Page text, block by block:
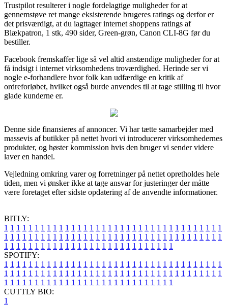
Trustpilot resulterer i nogle fordelagtige muligheder for at
gennemstøve ret mange eksisterende brugeres ratings og derfor er
det prisværdigt, at du iagttager internet shoppens ratings af
Blækpatron, 1 stk, 490 sider, Green-grøn, Canon CLI-8G før du
bestiller.
Facebook fremskaffer lige så vel altid anstændige muligheder for at
få indsigt i internet virksomhedens troværdighed. Herinde ser vi
nogle e-forhandlere hvor folk kan udfærdige en kritik af
ordreforløbet, hvilket også burde anvendes til at tage stilling til hvor
glade kunderne er.
Denne side finansieres af annoncer. Vi har tætte samarbejder med
massevis af butikker på nettet hvori vi introducerer virksomhedernes
produkter, og høster kommission hvis den bruger vi sender videre
laver en handel.
Vejledning omkring varer og forretninger på nettet opretholdes hele
tiden, men vi ønsker ikke at tage ansvar for justeringer der måtte
være foretaget efter sidste opdatering af de anvendte informationer.
BITLY:
1 1 1 1 1 1 1 1 1 1 1 1 1 1 1 1 1 1 1 1 1 1 1 1 1 1 1 1 1 1 1 1 1 1 1 1
1 1 1 1 1 1 1 1 1 1 1 1 1 1 1 1 1 1 1 1 1 1 1 1 1 1 1 1 1 1 1 1 1 1 1 1
1 1 1 1 1 1 1 1 1 1 1 1 1 1 1 1 1 1 1 1 1 1 1 1 1 1 1 1
SPOTIFY:
1 1 1 1 1 1 1 1 1 1 1 1 1 1 1 1 1 1 1 1 1 1 1 1 1 1 1 1 1 1 1 1 1 1 1 1
1 1 1 1 1 1 1 1 1 1 1 1 1 1 1 1 1 1 1 1 1 1 1 1 1 1 1 1 1 1 1 1 1 1 1 1
1 1 1 1 1 1 1 1 1 1 1 1 1 1 1 1 1 1 1 1 1 1 1 1 1 1 1 1
CUTTLY BIO:
1